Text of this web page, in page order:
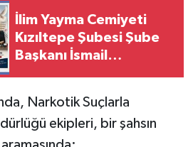
İlim Yayma Cemiyeti
Kızıltepe Şubesi Şube
Başkanı İsmail
Çağrısı!
Narkotik Suçlarla
ekipleri, bir şahsın